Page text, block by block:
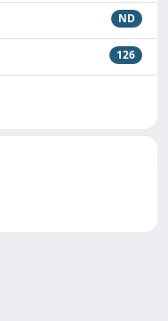
ND
126